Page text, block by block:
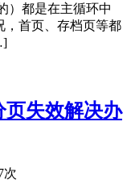
）都是在主循环中
，首页、存档页等都
页失效解决办
次